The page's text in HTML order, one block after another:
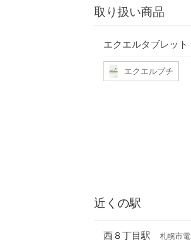
取り扱い商品
エクエルタブレット
エクエルプチ
近くの駅
西８丁目駅 札幌市電